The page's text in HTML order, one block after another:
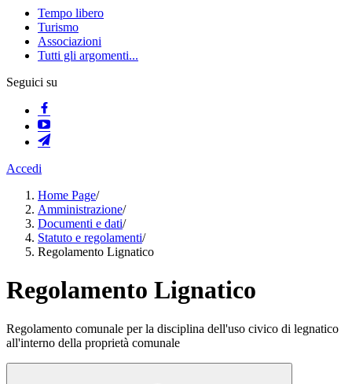
Tempo libero
Turismo
Associazioni
Tutti gli argomenti...
Seguici su
Accedi
Home Page/
Amministrazione/
Documenti e dati/
Statuto e regolamenti/
Regolamento Lignatico
Regolamento Lignatico
Regolamento comunale per la disciplina dell'uso civico di legnatico
all'interno della proprietà comunale